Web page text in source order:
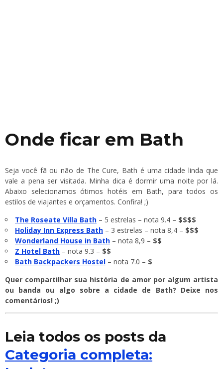
Onde ficar em Bath
Seja você fã ou não de The Cure, Bath é uma cidade linda que
vale a pena ser visitada. Minha dica é dormir uma noite por lá.
Abaixo selecionamos ótimos hotéis em Bath, para todos os
estilos de viajantes e orçamentos. Confira! ;)
The Roseate Villa Bath – 5 estrelas – nota 9.4 – $$$$
Holiday Inn Express Bath – 3 estrelas – nota 8,4 – $$$
Wonderland House in Bath – nota 8,9 – $$
Z Hotel Bath – nota 9.3 – $$
Bath Backpackers Hostel – nota 7.0 – $
Quer compartilhar sua história de amor por algum artista
ou banda ou algo sobre a cidade de Bath? Deixe nos
comentários! ;)
Leia todos os posts da
Categoria completa: